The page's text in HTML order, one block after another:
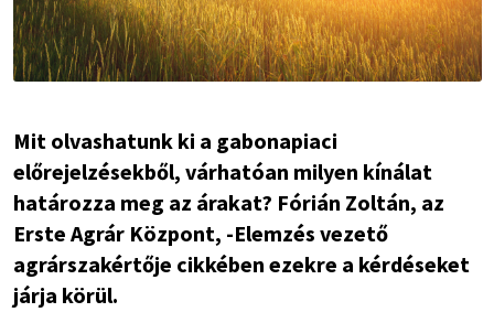
Mit olvashatunk ki a gabonapiaci
előrejelzésekből, várhatóan milyen kínálat
határozza meg az árakat? Fórián Zoltán, az
Erste Agrár Központ, -Elemzés vezető
agrárszakértője cikkében ezekre a kérdéseket
járja körül.